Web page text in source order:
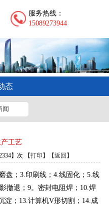
服务热线：
15089273944
态
闻
工艺
】次 【打印】【返回】
盘；3.印刷线；4.线固化；5.线
撤退；9。密封电阻焊；10.焊
淀；13.计算机V形切割；14.成